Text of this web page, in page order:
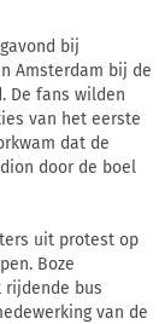
bij
Amsterdam bij de
De fans wilden
van het eerste
dat de
door de boel
uit protest op
Boze
rijdende bus
van de